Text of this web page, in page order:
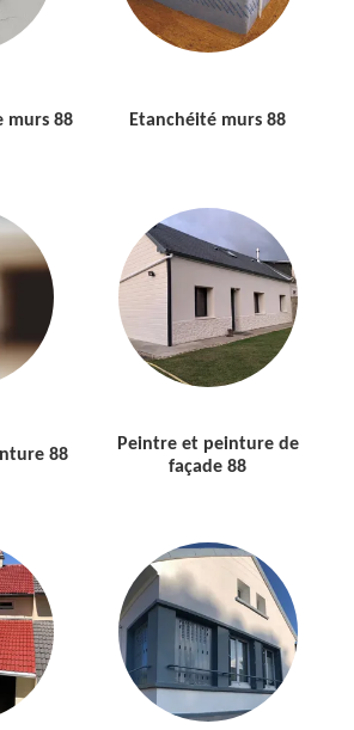
murs 88 Etanchéité murs 88
88
Peintre et peinture de
façade 88